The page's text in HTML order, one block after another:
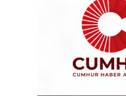
Sivil Toplum Kuruluşları
Kamu Kurumları ve Üst Kurullar